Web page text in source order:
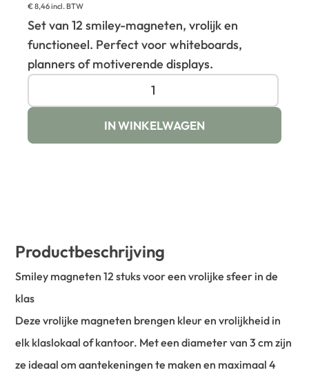
€8,46incl. BTW
Set van 12 smiley-magneten, vrolijk en
functioneel. Perfect voor whiteboards,
planners of motiverende displays.
IN WINKELWAGEN
Productbeschrijving
Smiley magneten 12 stuks voor een vrolijke sfeer in de
klas
Deze vrolijke magneten brengen kleur en vrolijkheid in
elk klaslokaal of kantoor. Met een diameter van 3 cm zijn
ze ideaal om aantekeningen te maken en maximaal 4